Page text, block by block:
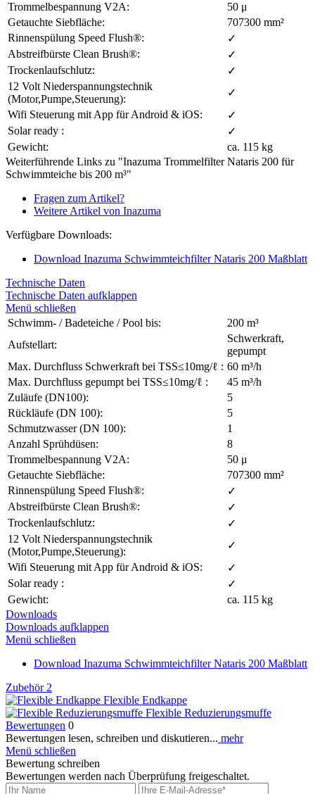
Trommelbespannung V2A:
50 μ
Getauchte Siebfläche:
707300 mm²
Rinnenspülung Speed Flush®:
✓
Abstreifbürste Clean Brush®:
✓
Trockenlaufschlutz:
✓
12 Volt Niederspannungstechnik
(Motor,Pumpe,Steuerung):
✓
Wifi Steuerung mit App für Android & iOS:
✓
Solar ready :
✓
Gewicht:
ca. 115 kg
Weiterführende Links zu "Inazuma Trommelfilter Nataris 200 für
Schwimmteiche bis 200 m³"
Fragen zum Artikel?
Weitere Artikel von Inazuma
Verfügbare Downloads:
Download Inazuma Schwimmteichfilter Nataris 200 Maßblatt
Technische Daten
Technische Daten aufklappen
Menü schließen
Schwimm- / Badeteiche / Pool bis:
200 m³
Aufstellart:
Schwerkraft,
gepumpt
Max. Durchfluss Schwerkraft bei TSS≤10mg/ℓ : 60 m³/h
Max. Durchfluss gepumpt bei TSS≤10mg/ℓ :
45 m³/h
Zuläufe (DN100):
5
Rückläufe (DN 100):
5
Schmutzwasser (DN 100):
1
Anzahl Sprühdüsen:
8
Trommelbespannung V2A:
50 μ
Getauchte Siebfläche:
707300 mm²
Rinnenspülung Speed Flush®:
✓
Abstreifbürste Clean Brush®:
✓
Trockenlaufschlutz:
✓
12 Volt Niederspannungstechnik
(Motor,Pumpe,Steuerung):
✓
Wifi Steuerung mit App für Android & iOS:
✓
Solar ready :
✓
Gewicht:
ca. 115 kg
Downloads
Downloads aufklappen
Menü schließen
Download Inazuma Schwimmteichfilter Nataris 200 Maßblatt
Zubehör 2
Flexible Endkappe
Flexible Reduzierungsmuffe
Bewertungen 0
Bewertungen lesen, schreiben und diskutieren... mehr
Menü schließen
Bewertung schreiben
Bewertungen werden nach Überprüfung freigeschaltet.